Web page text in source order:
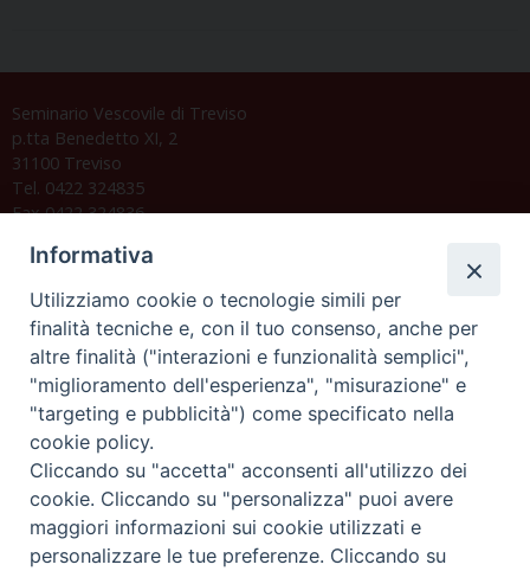
Seminario Vescovile di Treviso
p.tta Benedetto XI, 2
31100 Treviso
Tel. 0422 324835
Fax 0422 324836
C.F. 94004060268
Orario di segreteria
Lunedì 17.30-19.30
Martedì 17.30-19.30
Mercoledì 17.30-19.30
Giovedì 17.30-19.30
Venerdì chiuso
Sabato 9.30-11.30
Informativa
Utilizziamo cookie o tecnologie simili per
finalità tecniche e, con il tuo consenso, anche per
altre finalità ("interazioni e funzionalità semplici",
"miglioramento dell'esperienza", "misurazione" e
"targeting e pubblicità") come specificato nella
cookie policy.
Cliccando su "accetta" acconsenti all'utilizzo dei
cookie. Cliccando su "personalizza" puoi avere
maggiori informazioni sui cookie utilizzati e
personalizzare le tue preferenze. Cliccando su